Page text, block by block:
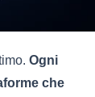
Ogni
che